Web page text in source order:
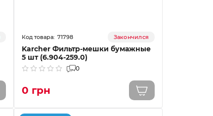
71798 Закончился
Karcher Фильтр-мешки бумажные
5 шт (6.904-259.0)
0
0 грн